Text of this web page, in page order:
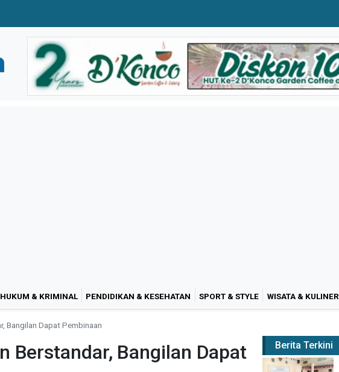
HUKUM & KRIMINAL PENDIDIKAN & KESEHATAN SPORT & STYLE WISATA & KULINER
Bangilan Dapat Pembinaan
Berstandar, Bangilan Dapat
Berita Terkini